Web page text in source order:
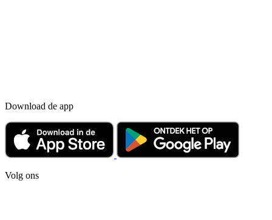
Download de app
Volg ons